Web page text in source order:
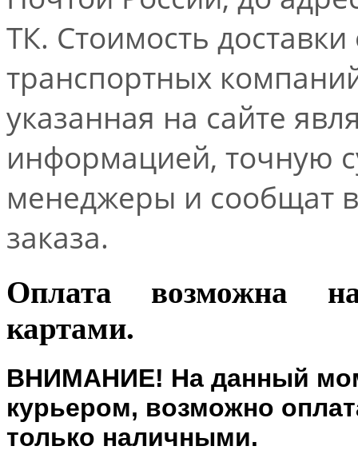
ТК. Стоимость
транспортных
указанная на сайте
информацией, точную
менеджеры и сообщат
заказа.
Оплата возможна
картами.
ВНИМАНИЕ! На данный
курьером, возможно
только наличными.